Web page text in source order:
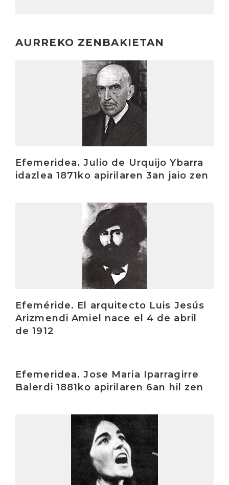
AURREKO ZENBAKIETAN
Efemeridea. Julio de Urquijo Ybarra
idazlea 1871ko apirilaren 3an jaio zen
Efeméride. El arquitecto Luis Jesús
Arizmendi Amiel nace el 4 de abril
de 1912
Efemeridea. Jose Maria Iparragirre
Balerdi 1881ko apirilaren 6an hil zen